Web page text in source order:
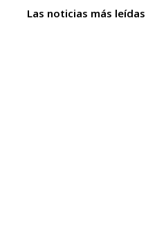
Las noticias más leídas